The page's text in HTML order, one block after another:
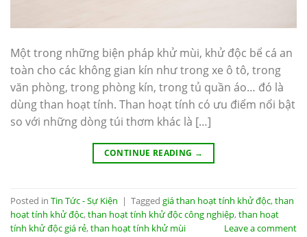
Một trong những biện pháp khử mùi, khử độc bể cá an
toàn cho các không gian kín như trong xe ô tô, trong
văn phòng, trong phòng kín, trong tủ quần áo… đó là
dùng than hoạt tính. Than hoạt tính có ưu điểm nổi bật
so với những dòng túi thơm khác là […]
CONTINUE READING →
Posted in Tin Tức - Sự Kiện | Tagged giá than hoạt tính khử độc,than
hoạt tính khử độc,than hoạt tính khử độc công nghiệp,than hoạt
tính khử độc giá rẻ,than hoạt tính khử mùi Leave a comment